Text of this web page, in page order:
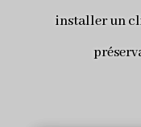
installer un